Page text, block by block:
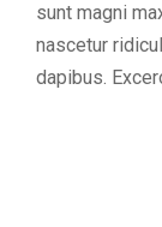
sunt magni
nascetur
dapibus.